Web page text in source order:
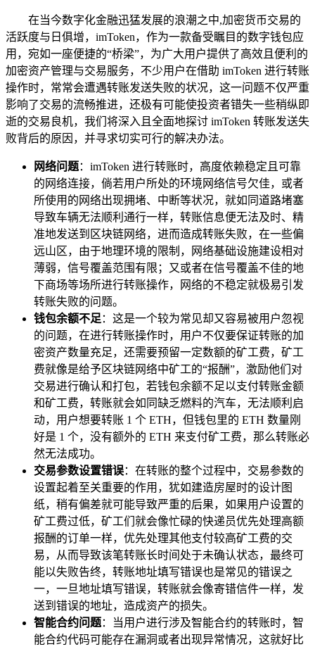
在当今数字化金融迅猛发展的浪潮之中,加密货币交易的
活跃度与日俱增，imToken，作为一款备受瞩目的数字钱包应
用，宛如一座便捷的“桥梁”，为广大用户提供了高效且便利的
加密资产管理与交易服务，不少用户在借助 imToken 进行转账
操作时，常常会遭遇转账发送失败的状况，这一问题不仅严重
影响了交易的流畅推进，还极有可能使投资者错失一些稍纵即
逝的交易良机，我们将深入且全面地探讨 imToken 转账发送失
败背后的原因，并寻求切实可行的解决办法。
网络问题：imToken 进行转账时，高度依赖稳定且可靠
的网络连接，倘若用户所处的环境网络信号欠佳，或者
所使用的网络出现拥堵、中断等状况，就如同道路堵塞
导致车辆无法顺利通行一样，转账信息便无法及时、精
准地发送到区块链网络，进而造成转账失败，在一些偏
远山区，由于地理环境的限制，网络基础设施建设相对
薄弱，信号覆盖范围有限；又或者在信号覆盖不佳的地
下商场等场所进行转账操作，网络的不稳定就极易引发
转账失败的问题。
钱包余额不足 ：这是一个较为常见却又容易被用户忽视
的问题，在进行转账操作时，用户不仅要保证转账的加
密资产数量充足，还需要预留一定数额的矿工费，矿工
费就像是给予区块链网络中矿工的“报酬”，激励他们对
交易进行确认和打包，若钱包余额不足以支付转账金额
和矿工费，转账就会如同缺乏燃料的汽车，无法顺利启
动，用户想要转账 1 个 ETH，但钱包里的 ETH 数量刚
好是 1 个，没有额外的 ETH 来支付矿工费，那么转账必
然无法成功。
交易参数设置错误：在转账的整个过程中，交易参数的
设置起着至关重要的作用，犹如建造房屋时的设计图
纸，稍有偏差就可能导致严重的后果，如果用户设置的
矿工费过低，矿工们就会像忙碌的快递员优先处理高额
报酬的订单一样，优先处理其他支付较高矿工费的交
易，从而导致该笔转账长时间处于未确认状态，最终可
能以失败告终，转账地址填写错误也是常见的错误之
一，一旦地址填写错误，转账就会像寄错信件一样，发
送到错误的地址，造成资产的损失。
智能合约问题：当用户进行涉及智能合约的转账时，智
能合约代码可能存在漏洞或者出现异常情况，这就好比